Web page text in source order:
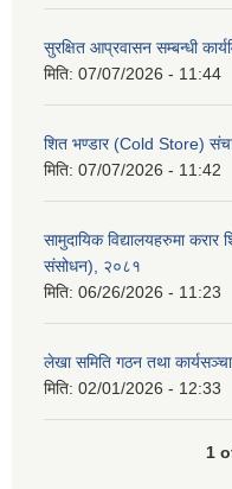
सुरक्षित आप्रवासन सम्बन्धी
मिति: 07/07/2026 - 11:44
शित भण्डार (Cold Store)
मिति: 07/07/2026 - 11:42
सामुदायिक विद्यालयहरुमा करार
संसोधन), २०८१
मिति: 06/26/2026 - 11:23
लेखा समिति गठन तथा
मिति: 02/01/2026 - 12:33
1